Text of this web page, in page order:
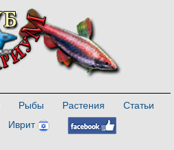
Рыбы Растения
Статьи
Иврит